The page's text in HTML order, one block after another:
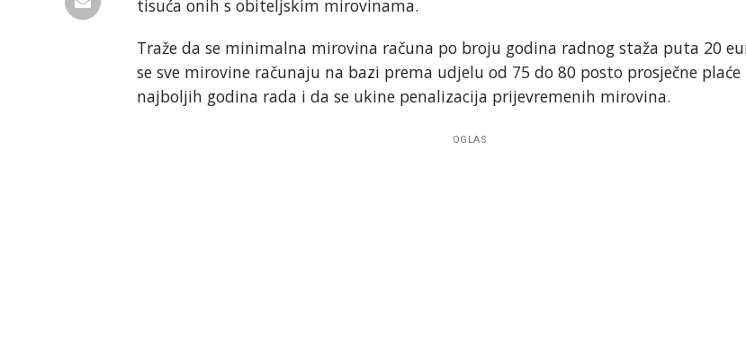
tisuća onih s obiteljskim mirovinama.
Traže da se minimalna mirovina računa po broju godina radnog staža puta 20
se sve mirovine računaju na bazi prema udjelu od 75 do 80 posto prosječne plaće
najboljih godina rada i da se ukine penalizacija prijevremenih mirovina.
OGLAS